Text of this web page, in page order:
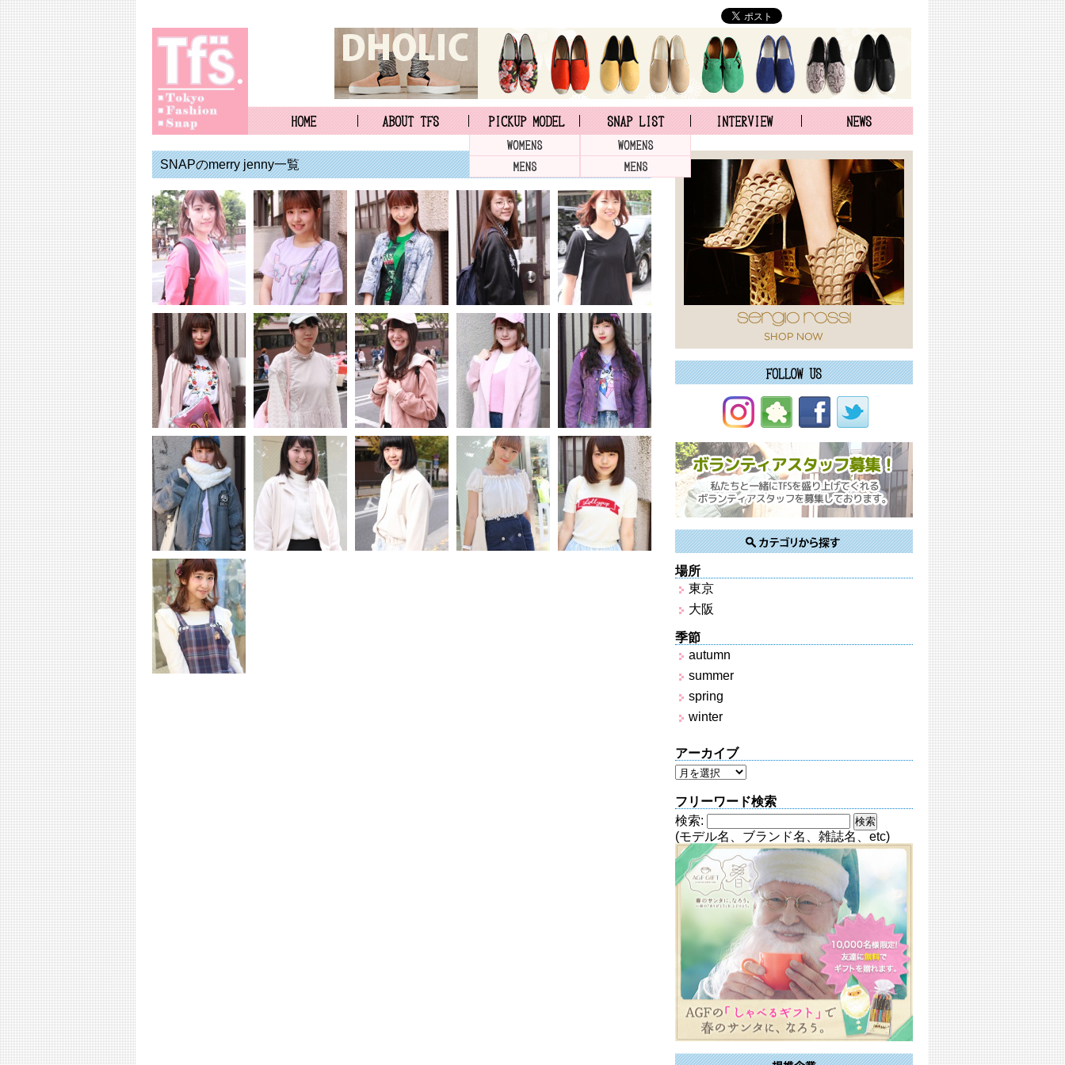
SNAPのmerry jenny一覧
場所
東京
大阪
季節
autumn
summer
spring
winter
アーカイブ
フリーワード検索
検索:
(モデル名、ブランド名、雑誌名、etc)